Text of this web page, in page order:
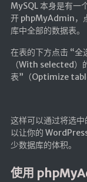
MySQL 本身是有一
开 phpMyAdmin，
库中全部的数据表。
在表的下方点击 “
（With selected）
表”（Optimize
这样可以通过将选
以让你的
少数据库的体积。
使用